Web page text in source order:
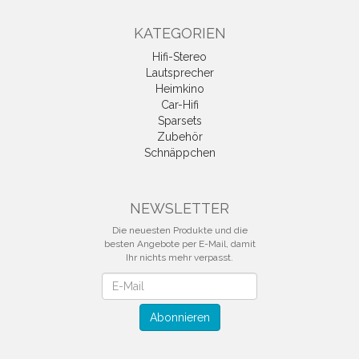
KATEGORIEN
Hifi-Stereo
Lautsprecher
Heimkino
Car-Hifi
Sparsets
Zubehör
Schnäppchen
NEWSLETTER
Die neuesten Produkte und die
besten Angebote per E-Mail, damit
Ihr nichts mehr verpasst.
Abonnieren